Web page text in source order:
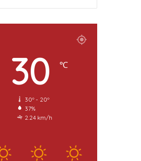
30 ℃
30º - 20º
37%
2.24 km/h